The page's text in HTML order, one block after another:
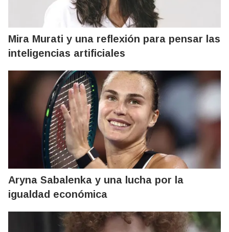
Mira Murati y una reflexión para pensar las
inteligencias artificiales
Aryna Sabalenka y una lucha por la
igualdad económica